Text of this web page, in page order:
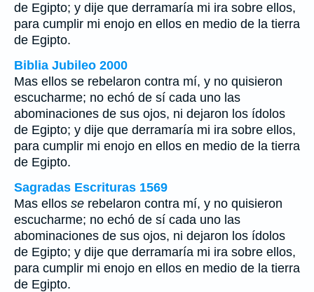
de Egipto; y dije que derramaría mi ira sobre ellos,
para cumplir mi enojo en ellos en medio de la tierra
de Egipto.
Biblia Jubileo 2000
Mas ellos se rebelaron contra mí, y no quisieron
escucharme; no echó de sí cada uno las
abominaciones de sus ojos, ni dejaron los ídolos
de Egipto; y dije que derramaría mi ira sobre ellos,
para cumplir mi enojo en ellos en medio de la tierra
de Egipto.
Sagradas Escrituras 1569
Mas ellos se rebelaron contra mí, y no quisieron
escucharme; no echó de sí cada uno las
abominaciones de sus ojos, ni dejaron los ídolos
de Egipto; y dije que derramaría mi ira sobre ellos,
para cumplir mi enojo en ellos en medio de la tierra
de Egipto.